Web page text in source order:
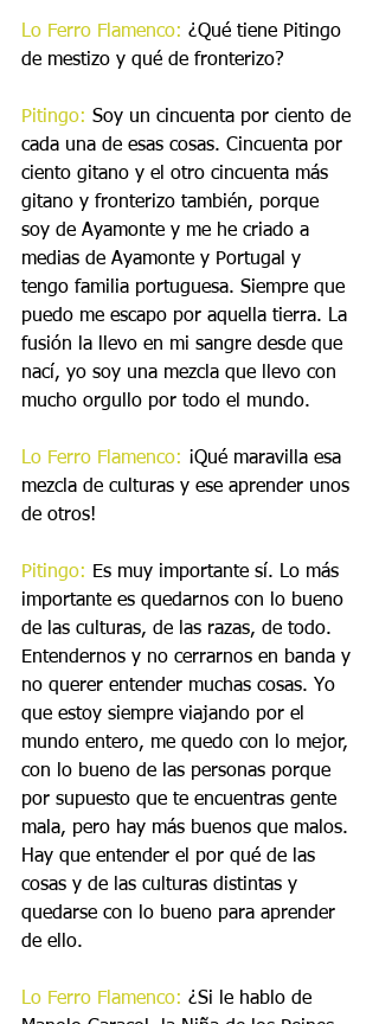
Lo Ferro Flamenco: ¿Qué tiene Pitingo
de mestizo y qué de fronterizo?
Pitingo: Soy un cincuenta por ciento de
cada una de esas cosas. Cincuenta por
ciento gitano y el otro cincuenta más
gitano y fronterizo también, porque
soy de Ayamonte y me he criado a
medias de Ayamonte y Portugal y
tengo familia portuguesa. Siempre que
puedo me escapo por aquella tierra. La
fusión la llevo en mi sangre desde que
nací, yo soy una mezcla que llevo con
mucho orgullo por todo el mundo.
Lo Ferro Flamenco: ¡Qué maravilla esa
mezcla de culturas y ese aprender unos
de otros!
Pitingo: Es muy importante sí. Lo más
importante es quedarnos con lo bueno
de las culturas, de las razas, de todo.
Entendernos y no cerrarnos en banda y
no querer entender muchas cosas. Yo
que estoy siempre viajando por el
mundo entero, me quedo con lo mejor,
con lo bueno de las personas porque
por supuesto que te encuentras gente
mala, pero hay más buenos que malos.
Hay que entender el por qué de las
cosas y de las culturas distintas y
quedarse con lo bueno para aprender
de ello.
Lo Ferro Flamenco: ¿Si le hablo de